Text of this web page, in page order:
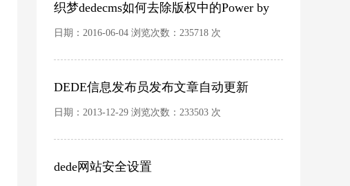
织梦dedecms如何去除版权中的Power by
DedeCms
日期：2016-06-04 浏览次数：235718 次
DEDE信息发布员发布文章自动更新
日期：2013-12-29 浏览次数：233503 次
dede网站安全设置